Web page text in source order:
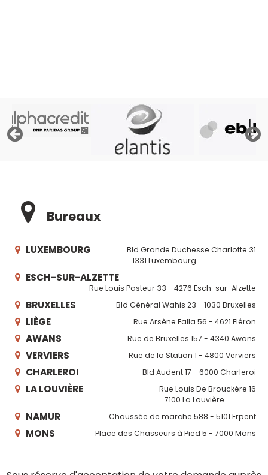
Bureaux
LUXEMBOURG
Bld Grande Duchesse Charlotte 31
1331 Luxembourg
ESCH-SUR-ALZETTE
Rue Louis Pasteur 33 - 4276 Esch-sur-Alzette
BRUXELLES Bld Général Wahis 23 - 1030 Bruxelles
LIÈGE Rue Arsène Falla 56 - 4621 Fléron
AWANS Rue de Bruxelles 157 - 4340 Awans
VERVIERS Rue de la Station 1 - 4800 Verviers
CHARLEROI Bld Audent 17 - 6000 Charleroi
LA LOUVIÈRE
Rue Louis De Brouckère 16
7100 La Louvière
NAMUR Chaussée de marche 588 - 5101 Erpent
MONS Place des Chasseurs à Pied 5 - 7000 Mons